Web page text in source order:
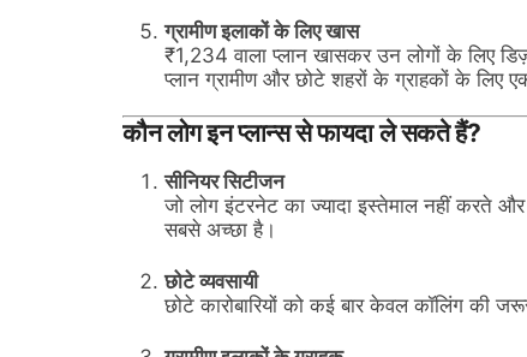
ग्रामीण इलाकों के लिए खास
₹1,234 वाला प्लान खासकर उन लोगों के लिए
प्लान ग्रामीण और छोटे शहरों के ग्राहकों के लिए
कौन लोग इन प्लान्स से फायदा ले सकते हैं?
सीनियर सिटीजन
जो लोग इंटरनेट का ज्यादा इस्तेमाल नहीं करते
सबसे अच्छा है।
छोटे व्यवसायी
छोटे कारोबारियों को कई बार केवल कॉलिंग की